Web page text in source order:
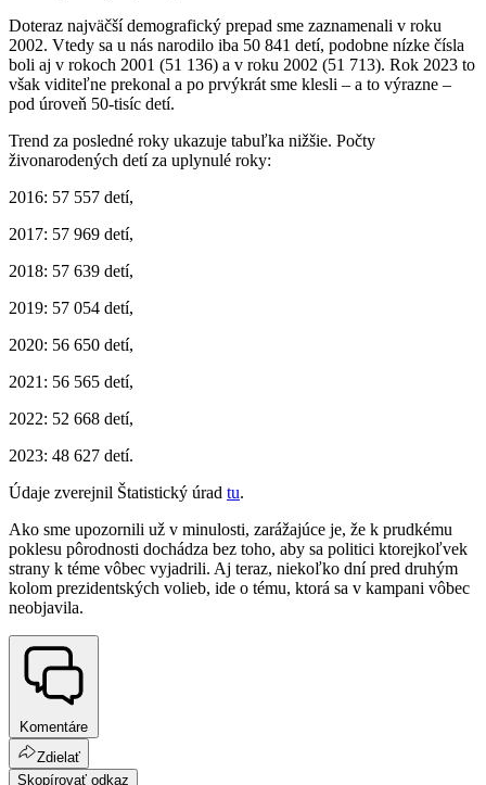
Doteraz najväčší demografický prepad sme zaznamenali v roku
2002. Vtedy sa u nás narodilo iba 50 841 detí, podobne nízke čísla
boli aj v rokoch 2001 (51 136) a v roku 2002 (51 713). Rok 2023 to
však viditeľne prekonal a po prvýkrát sme klesli – a to výrazne –
pod úroveň 50-tisíc detí.
Trend za posledné roky ukazuje tabuľka nižšie. Počty
živonarodených detí za uplynulé roky:
2016: 57 557 detí,
2017: 57 969 detí,
2018: 57 639 detí,
2019: 57 054 detí,
2020: 56 650 detí,
2021: 56 565 detí,
2022: 52 668 detí,
2023: 48 627 detí.
Údaje zverejnil Štatistický úrad tu.
Ako sme upozornili už v minulosti, zarážajúce je, že k prudkému
poklesu pôrodnosti dochádza bez toho, aby sa politici ktorejkoľvek
strany k téme vôbec vyjadrili. Aj teraz, niekoľko dní pred druhým
kolom prezidentských volieb, ide o tému, ktorá sa v kampani vôbec
neobjavila.
Komentáre
Zdielať
Skopírovať odkaz